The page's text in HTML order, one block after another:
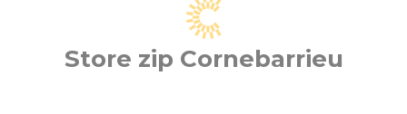
Store zip Cornebarrieu